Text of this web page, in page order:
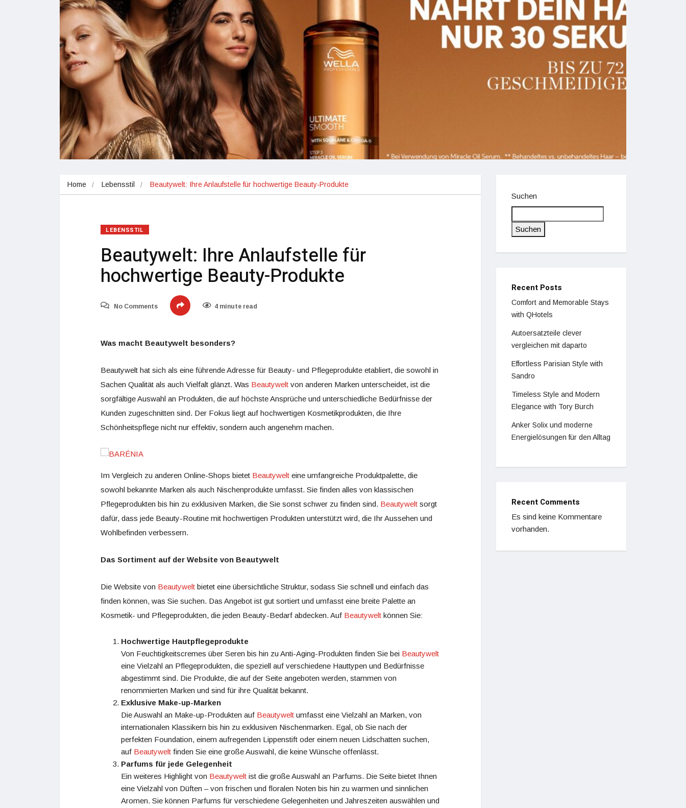
Home Lebensstil Beautywelt: Ihre Anlaufstelle für hochwertige Beauty-Produkte
LEBENSSTIL
Beautywelt: Ihre Anlaufstelle für
hochwertige Beauty-Produkte
No Comments 4 minute read
Was macht Beautywelt besonders?
Beautywelt hat sich als eine führende Adresse für Beauty- und Pflegeprodukte etabliert, die sowohl in
Sachen Qualität als auch Vielfalt glänzt. Was Beautywelt von anderen Marken unterscheidet, ist die
sorgfältige Auswahl an Produkten, die auf höchste Ansprüche und unterschiedliche Bedürfnisse der
Kunden zugeschnitten sind. Der Fokus liegt auf hochwertigen Kosmetikprodukten, die Ihre
Schönheitspflege nicht nur effektiv, sondern auch angenehm machen.
Im Vergleich zu anderen Online-Shops bietet Beautywelt eine umfangreiche Produktpalette, die
sowohl bekannte Marken als auch Nischenprodukte umfasst. Sie finden alles von klassischen
Pflegeprodukten bis hin zu exklusiven Marken, die Sie sonst schwer zu finden sind. Beautywelt sorgt
dafür, dass jede Beauty-Routine mit hochwertigen Produkten unterstützt wird, die Ihr Aussehen und
Wohlbefinden verbessern.
Das Sortiment auf der Website von Beautywelt
Die Website von Beautywelt bietet eine übersichtliche Struktur, sodass Sie schnell und einfach das
finden können, was Sie suchen. Das Angebot ist gut sortiert und umfasst eine breite Palette an
Kosmetik- und Pflegeprodukten, die jeden Beauty-Bedarf abdecken. Auf Beautywelt können Sie:
Hochwertige Hautpflegeprodukte
Von Feuchtigkeitscremes über Seren bis hin zu Anti-Aging-Produkten finden Sie bei Beautywelt
eine Vielzahl an Pflegeprodukten, die speziell auf verschiedene Hauttypen und Bedürfnisse
abgestimmt sind. Die Produkte, die auf der Seite angeboten werden, stammen von
renommierten Marken und sind für ihre Qualität bekannt.
Exklusive Make-up-Marken
Die Auswahl an Make-up-Produkten auf Beautywelt umfasst eine Vielzahl an Marken, von
internationalen Klassikern bis hin zu exklusiven Nischenmarken. Egal, ob Sie nach der
perfekten Foundation, einem aufregenden Lippenstift oder einem neuen Lidschatten suchen,
auf Beautywelt finden Sie eine große Auswahl, die keine Wünsche offenlässt.
Parfums für jede Gelegenheit
Ein weiteres Highlight von Beautywelt ist die große Auswahl an Parfums. Die Seite bietet Ihnen
eine Vielzahl von Düften – von frischen und floralen Noten bis hin zu warmen und sinnlichen
Aromen. Sie können Parfums für verschiedene Gelegenheiten und Jahreszeiten auswählen und
Suchen
Suchen
Recent Posts
Comfort and Memorable Stays
with QHotels
Autoersatzteile clever
vergleichen mit daparto
Effortless Parisian Style with
Sandro
Timeless Style and Modern
Elegance with Tory Burch
Anker Solix und moderne
Energielösungen für den Alltag
Recent Comments
Es sind keine Kommentare
vorhanden.